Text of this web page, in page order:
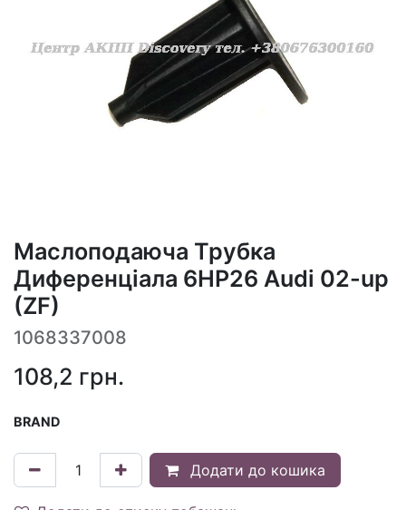
Маслоподаюча Трубка
Диференціала 6HP26 Audi 02-up
(ZF)
1068337008
108,2 грн.
BRAND
Додати до кошика